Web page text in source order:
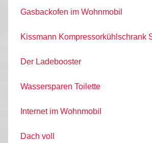
Gasbackofen im Wohnmobil
Kissmann Kompressorkühlschrank
Der Ladebooster
Wassersparen Toilette
Internet im Wohnmobil
Dach voll